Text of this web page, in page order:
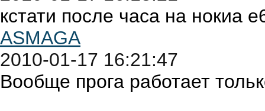
кстати после часа на нокиа
ASMAGA
2010-01-17 16:21:47
Вообще прога работает